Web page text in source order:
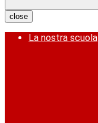
close
La nostra scuola